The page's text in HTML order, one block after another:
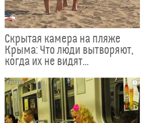
Скрытая камера на пляже
Крыма: Что люди вытворяют,
когда их не видят...